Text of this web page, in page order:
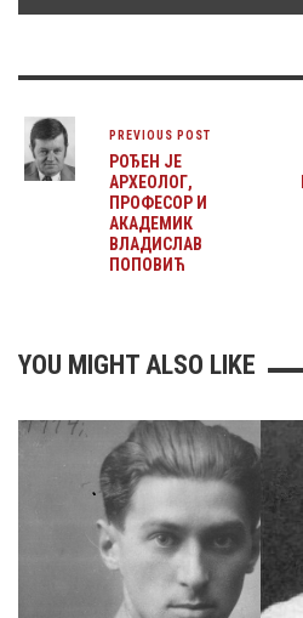
PREVIOUS POST
РОЂЕН ЈЕ
АРХЕОЛОГ,
ПРОФЕСОР И
АКАДЕМИК
ВЛАДИСЛАВ
ПОПОВИЋ
YOU MIGHT ALSO LIKE